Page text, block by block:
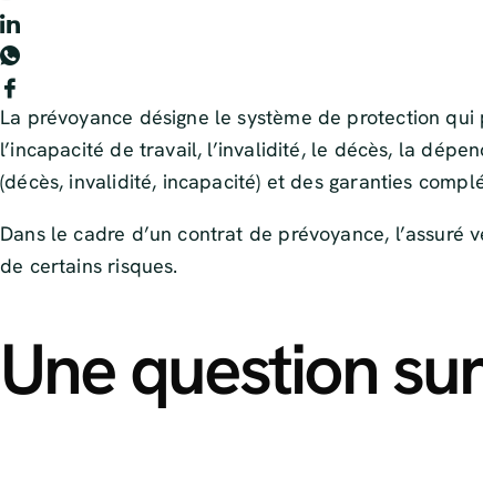
La prévoyance désigne le système de protection
l’incapacité de travail, l’invalidité, le décès, la
(décès, invalidité, incapacité) et des garanties
Dans le cadre d’un contrat de prévoyance, l’assuré
de certains risques.
Une question